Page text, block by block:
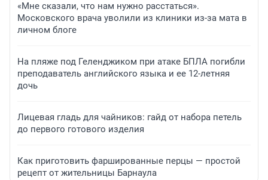
«Мне сказали, что нам нужно расстаться».
Московского врача уволили из клиники из-за мата в
личном блоге
На пляже под Геленджиком при атаке БПЛА погибли
преподаватель английского языка и ее 12-летняя
дочь
Лицевая гладь для чайников: гайд от набора петель
до первого готового изделия
Как приготовить фаршированные перцы — простой
рецепт от жительницы Барнаула